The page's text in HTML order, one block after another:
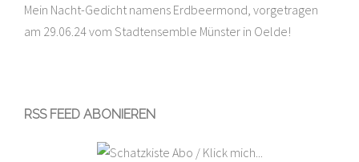
Mein Nacht-Gedicht namens Erdbeermond, vorgetragen
am 29.06.24 vom Stadtensemble Münster in Oelde!
RSS FEED ABONIEREN